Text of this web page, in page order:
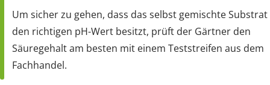
Um sicher zu gehen, dass das selbst gemischte Substrat
den richtigen pH-Wert besitzt, prüft der Gärtner den
Säuregehalt am besten mit einem Teststreifen aus dem
Fachhandel.